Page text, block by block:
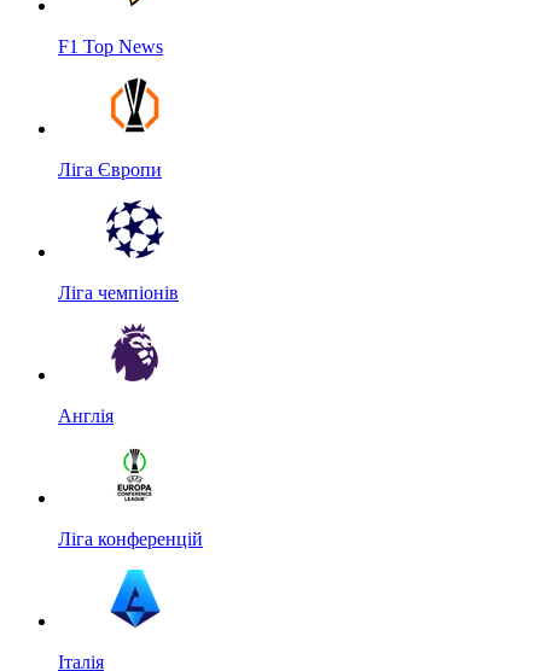
F1 Top News
Ліга Європи
Ліга чемпіонів
Англія
Ліга конференцій
Італія